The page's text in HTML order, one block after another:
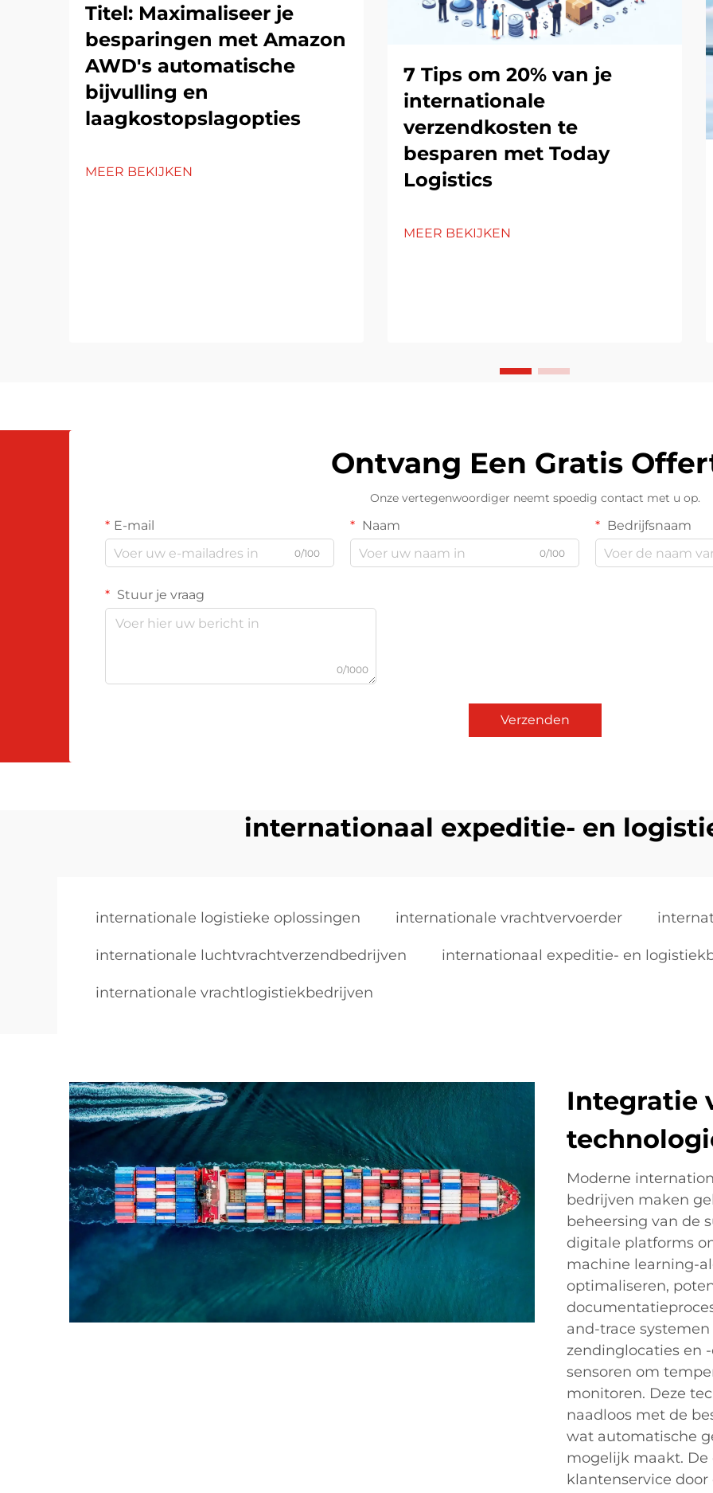
Titel: Maximaliseer je
besparingen met Amazon
AWD's automatische
bijvulling en
laagkostopslagopties
MEER BEKIJKEN
7 Tips om 20% van je
internationale
verzendkosten te
besparen met Today
Logistics
MEER BEKIJKEN
Ontvang Een Gratis
Onze vertegenwoordiger neemt spoedig contact met u op.
E-mail
0/100
Naam
0/100
Bedrijfsnaam
Stuur je vraag
0/1000
Verzenden
internationaal expeditie- en
internationale logistieke oplossingen internationale vrachtvervoerder
internationale luchtvrachtverzendbedrijven internationaal expeditie- en
internationale vrachtlogistiekbedrijven
Integratie
Moderne
bedrijven maken
beheersing van de
digitale platforms
machine learning-
optimaliseren,
and-trace
zendinglocaties en
sensoren om
monitoren. Deze
naadloos met de
wat automatische
mogelijk maakt.
klantenservice